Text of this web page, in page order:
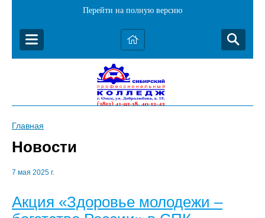
Перейти на полную версию
Главная
Новости
7 мая 2025 г.
Акция «Здоровье молодежи –